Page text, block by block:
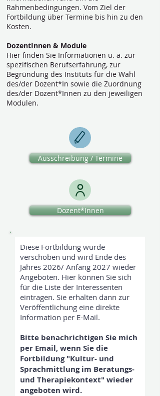
Rahmenbedingungen. Vom Ziel der
Fortbildung über Termine bis hin zu den
Kosten.
DozentInnen & Module
Hier finden Sie Informationen u. a. zur
spezifischen Berufserfahrung, zur
Begründung des Instituts für die Wahl
des/der Dozent*In sowie die Zuordnung
des/der Dozent*Innen zu den jeweiligen
Modulen.
Ausschreibung / Termine
Dozent*Innen
Diese Fortbildung wurde
verschoben und wird Ende des
Jahres 2026/ Anfang 2027 wieder
Angeboten. Hier können Sie sich
für die Liste der Interessenten
eintragen. Sie erhalten dann zur
Veröffentlichung eine direkte
Information per E-Mail.
Bitte benachrichtigen Sie mich
per Email, wenn Sie die
Fortbildung "Kultur- und
Sprachmittlung im Beratungs-
und Therapiekontext" wieder
angeboten wird.